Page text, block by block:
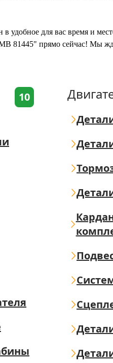
в удобное для вас время и
81445" прямо сейчас! Мы
10